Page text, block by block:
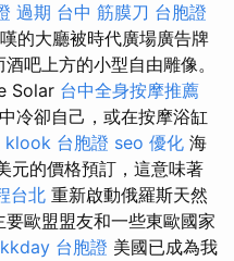
過期 台中 筋膜刀 台胞證
的大廳被時代廣場廣告牌
吧上方的小型自由雕像。
Solar 台中全身按摩推薦
冷卻自己，或在按摩浴缸
klook 台胞證 seo 優化 海
元的價格預訂，這意味著
台北 重新啟動俄羅斯天然
歐盟盟友和一些東歐國家
kkday 台胞證 美國已成為我